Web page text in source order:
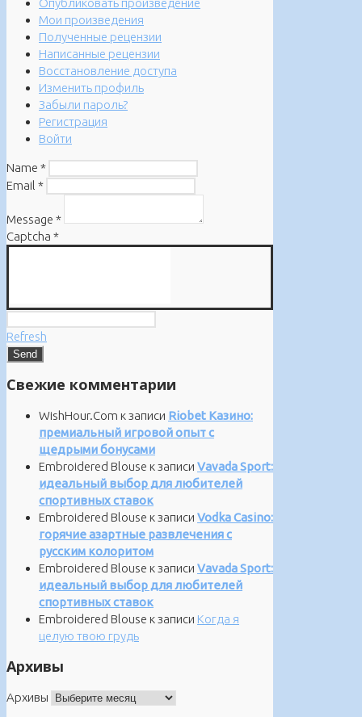
Опубликовать произведение
Мои произведения
Полученные рецензии
Написанные рецензии
Восстановление доступа
Изменить профиль
Забыли пароль?
Регистрация
Войти
Name *
Email *
Message *
Captcha *
Refresh
Свежие комментарии
WishHour.Com к записи Riobet Казино:
премиальный игровой опыт с
щедрыми бонусами
Embroidered Blouse к записи Vavada Sport:
идеальный выбор для любителей
спортивных ставок
Embroidered Blouse к записи Vodka Casino:
горячие азартные развлечения с
русским колоритом
Embroidered Blouse к записи Vavada Sport:
идеальный выбор для любителей
спортивных ставок
Embroidered Blouse к записи Когда я
целую твою грудь
Архивы
Архивы